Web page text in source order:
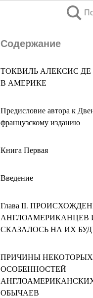
Содержание
ТОКВИЛЬ АЛЕКСИС
В АМЕРИКЕ
Предисловие автора к
французскому изданию
Книга Первая
Введение
Глава II.
АНГЛОАМЕРИКАНЦЕВ
СКАЗАЛОСЬ НА ИХ
ПРИЧИНЫ НЕКОТОРЫХ
ОСОБЕННОСТЕЙ
ОБЫЧАЕВ